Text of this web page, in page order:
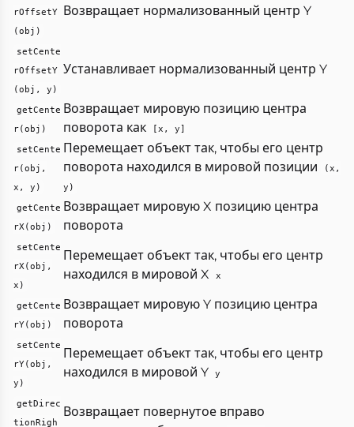
rOffsetY
(obj)
Возвращает нормализованный центр Y
setCente
rOffsetY
(obj, y)
Устанавливает нормализованный центр Y
getCente
r(obj)
Возвращает мировую позицию центра
поворота как
[x, y]
setCente
r(obj,
x, y)
Перемещает объект так, чтобы его центр
поворота находился в мировой позиции
(x,
y)
getCente
rX(obj)
Возвращает мировую X позицию центра
поворота
setCente
rX(obj,
x)
Перемещает объект так, чтобы его центр
находился в мировой X
x
getCente
rY(obj)
Возвращает мировую Y позицию центра
поворота
setCente
rY(obj,
y)
Перемещает объект так, чтобы его центр
находился в мировой Y y
getDirec
tionRigh
Возвращает повернутое вправо